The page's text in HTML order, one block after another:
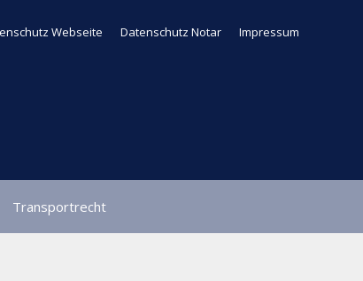
Webseite Datenschutz Notar Impressum
Transportrecht